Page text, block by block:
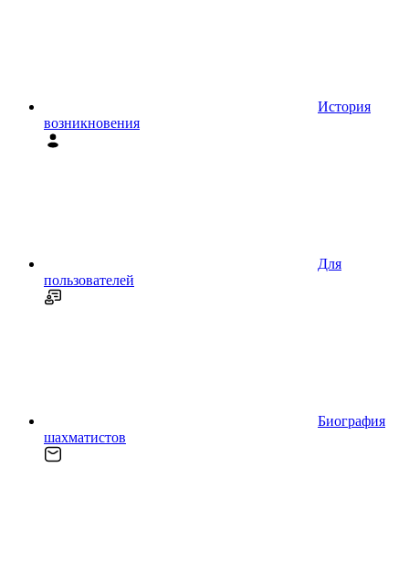
История
возникновения
Для
пользователей
Биография
шахматистов